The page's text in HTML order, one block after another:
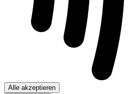
Alle akzeptieren